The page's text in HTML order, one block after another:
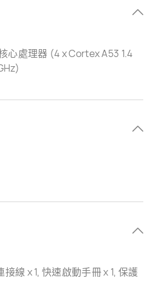
心處理器 (4 x Cortex A53 1.4
接線 x 1, 快速啟動手冊 x 1, 保護